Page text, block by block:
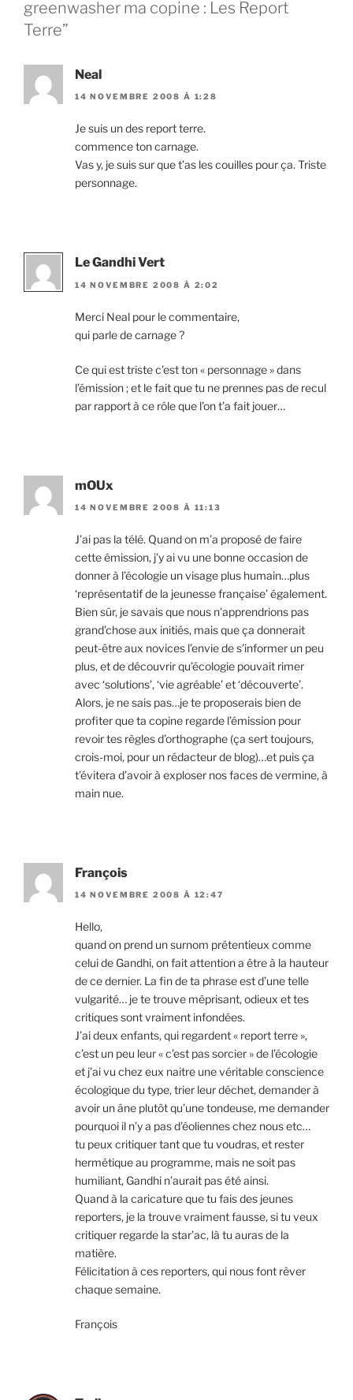
greenwasher ma copine : Les Report
Terre”
Neal
14 NOVEMBRE 2008 À 1:28
Je suis un des report terre.
commence ton carnage.
Vas y, je suis sur que t’as les couilles pour ça. Triste
personnage.
Le Gandhi Vert
14 NOVEMBRE 2008 À 2:02
Merci Neal pour le commentaire,
qui parle de carnage ?
Ce qui est triste c’est ton « personnage » dans
l’émission ; et le fait que tu ne prennes pas de recul
par rapport à ce rôle que l’on t’a fait jouer…
mOUx
14 NOVEMBRE 2008 À 11:13
J’ai pas la télé. Quand on m’a proposé de faire
cette émission, j’y ai vu une bonne occasion de
donner à l’écologie un visage plus humain…plus
‘représentatif de la jeunesse française’ également.
Bien sûr, je savais que nous n’apprendrions pas
grand’chose aux initiés, mais que ça donnerait
peut-être aux novices l’envie de s’informer un peu
plus, et de découvrir qu’écologie pouvait rimer
avec ‘solutions’, ‘vie agréable’ et ‘découverte’.
Alors, je ne sais pas…je te proposerais bien de
profiter que ta copine regarde l’émission pour
revoir tes règles d’orthographe (ça sert toujours,
crois-moi, pour un rédacteur de blog)…et puis ça
t’évitera d’avoir à exploser nos faces de vermine, à
main nue.
François
14 NOVEMBRE 2008 À 12:47
Hello,
quand on prend un surnom prétentieux comme
celui de Gandhi, on fait attention a être à la hauteur
de ce dernier. La fin de ta phrase est d’une telle
vulgarité… je te trouve méprisant, odieux et tes
critiques sont vraiment infondées.
J’ai deux enfants, qui regardent « report terre »,
c’est un peu leur « c’est pas sorcier » de l’écologie
et j’ai vu chez eux naitre une véritable conscience
écologique du type, trier leur déchet, demander à
avoir un âne plutôt qu’une tondeuse, me demander
pourquoi il n’y a pas d’éoliennes chez nous etc…
tu peux critiquer tant que tu voudras, et rester
hermétique au programme, mais ne soit pas
humiliant, Gandhi n’aurait pas été ainsi.
Quand à la caricature que tu fais des jeunes
reporters, je la trouve vraiment fausse, si tu veux
critiquer regarde la star’ac, là tu auras de la
matière.
Félicitation à ces reporters, qui nous font rêver
chaque semaine.
François